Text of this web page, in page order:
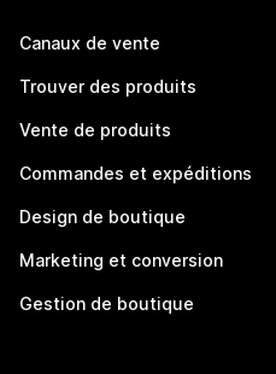
Canaux de vente
Trouver des produits
Vente de produits
Commandes et expéditions
Design de boutique
Marketing et conversion
Gestion de boutique